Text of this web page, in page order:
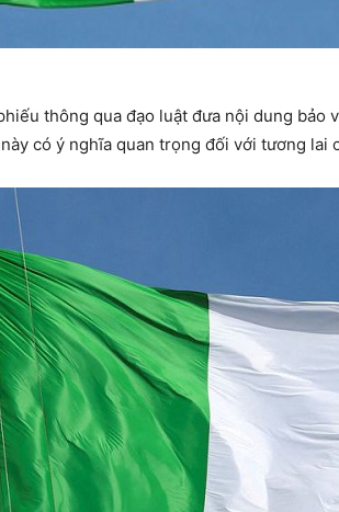
thông qua đạo luật đưa nội dung
có ý nghĩa quan trọng đối với tương lai